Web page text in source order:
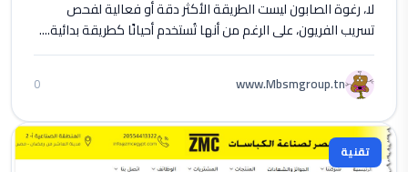
لا، رغوة الصابون ليست الطريقة الأكثر دقة أو فعالية لفحص
تسريب الفريون، على الرغم من أنها تُستخدم أحيانًا كطريقة بدائية....
www.Mbsmgroup.tn
0
تقنية